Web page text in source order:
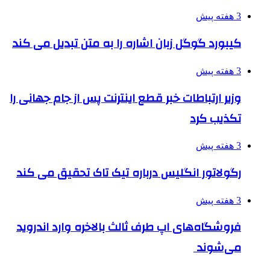
3 هفته پیش
کیبورد گوگل زبان اشاره را به متن تبدیل می کند
3 هفته پیش
وزیر ارتباطات خبر قطع اینترنت پس از جام جهانی را
تکذیب کرد
3 هفته پیش
رگولاتور انگلیس درباره تیک تاک تحقیق می کند
3 هفته پیش
فروشگاه‌های اپ طرف ثالث بالاخره وارد اندروید
می‌شوند